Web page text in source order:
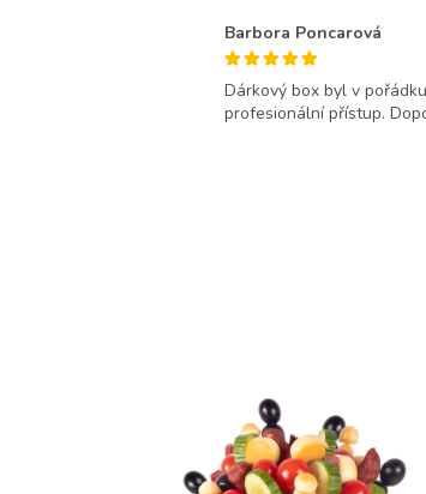
Barbora Poncarová
Dárkový box byl v
profesionální přístup.